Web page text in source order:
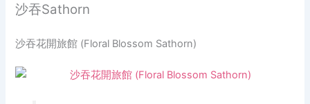
沙吞Sathorn
沙吞花開旅館 (Floral Blossom Sathorn)